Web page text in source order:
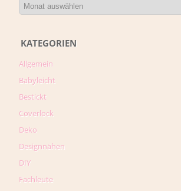
KATEGORIEN
Allgemein
Babyleicht
Bestickt
Coverlock
Deko
Designnähen
DIY
Fachleute